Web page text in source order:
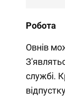
Робота
Овнів
службі.